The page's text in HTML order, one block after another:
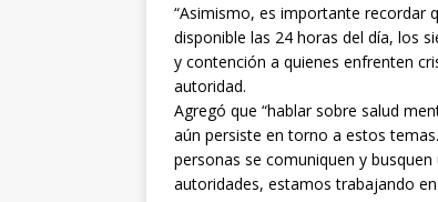
“Asimismo, es importante recordar
disponible las 24 horas del día, los
y contención a quienes enfrenten
autoridad.
Agregó que “hablar sobre salud
aún persiste en torno a estos
personas se comuniquen y
autoridades, estamos trabajando